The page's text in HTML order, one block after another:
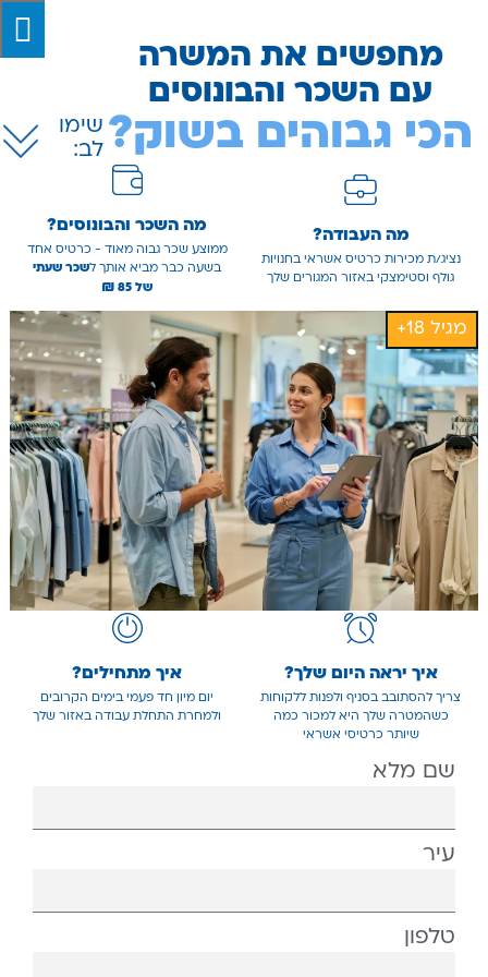
מחפשים את המשרה
עם השכר והבונוסים
הכי גבוהים בשוק? שימו
לב:
מה העבודה?
נציג/ת מכירות כרטיס אשראי בחנויות
גולף וסטימצקי באזור המגורים שלך
מה השכר והבונוסים?
ממוצע שכר גבוה מאוד - כרטיס אחד
בשעה כבר מביא אותך לשכר שעתי
של 85
₪
איך יראה היום שלך?
צריך להסתובב בסניף ולפנות ללקוחות
כשהמטרה שלך היא למכור כמה
שיותר כרטיסי אשראי
איך מתחילים?
יום מיון חד פעמי בימים הקרובים
ולמחרת התחלת עבודה באזור שלך
שם מלא
עיר
טלפון